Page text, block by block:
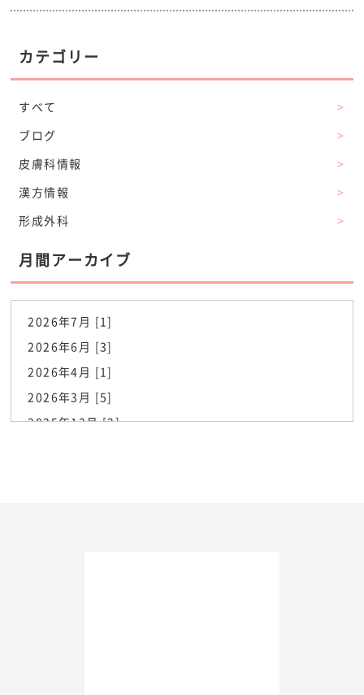
カテゴリー
すべて
>
ブログ
>
皮膚科情報
>
漢方情報
>
形成外科
>
月間アーカイブ
2026年7月 [1]
2026年6月 [3]
2026年4月 [1]
2026年3月 [5]
2025年12月 [2]